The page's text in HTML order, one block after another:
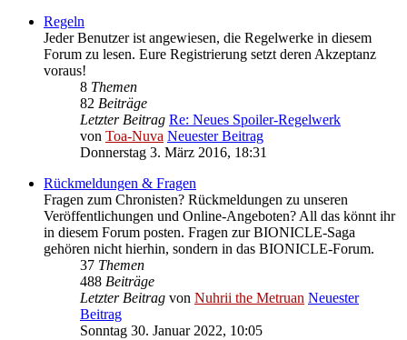
Regeln
Jeder Benutzer ist angewiesen, die Regelwerke in diesem
Forum zu lesen. Eure Registrierung setzt deren Akzeptanz
voraus!
8 Themen
82 Beiträge
Letzter Beitrag Re: Neues Spoiler-Regelwerk
von Toa-Nuva Neuester Beitrag
Donnerstag 3. März 2016, 18:31
Rückmeldungen & Fragen
Fragen zum Chronisten? Rückmeldungen zu unseren
Veröffentlichungen und Online-Angeboten? All das könnt ihr
in diesem Forum posten. Fragen zur BIONICLE-Saga
gehören nicht hierhin, sondern in das BIONICLE-Forum.
37 Themen
488 Beiträge
Letzter Beitrag von Nuhrii the Metruan Neuester
Beitrag
Sonntag 30. Januar 2022, 10:05